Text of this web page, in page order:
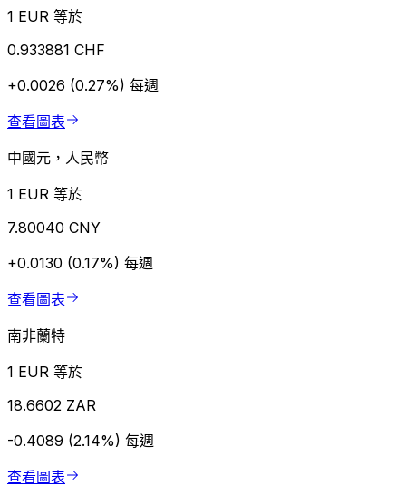
1 EUR 等於
0.933881 CHF
+0.0026 (0.27%) 每週
查看圖表
中國元，人民幣
1 EUR 等於
7.80040 CNY
+0.0130 (0.17%) 每週
查看圖表
南非蘭特
1 EUR 等於
18.6602 ZAR
-0.4089 (2.14%) 每週
查看圖表